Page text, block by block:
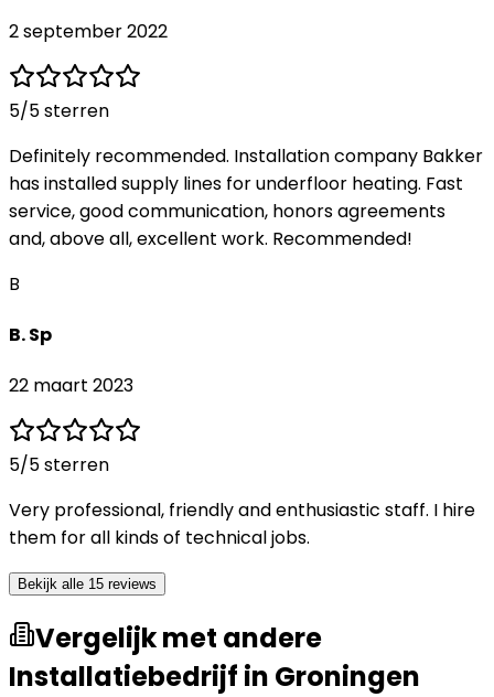
2 september 2022
5/5 sterren
Definitely recommended. Installation company Bakker
has installed supply lines for underfloor heating. Fast
service, good communication, honors agreements
and, above all, excellent work. Recommended!
B
B. Sp
22 maart 2023
5/5 sterren
Very professional, friendly and enthusiastic staff. I hire
them for all kinds of technical jobs.
Bekijk alle 15 reviews
Vergelijk met andere
Installatiebedrijf in Groningen